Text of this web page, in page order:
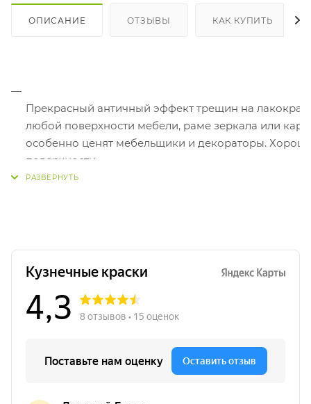
ОПИСАНИЕ ОТЗЫВЫ КАК КУПИТЬ
Прекрасный античный эффект трещин на
любой поверхности мебели, раме зеркала или
особенно ценят мебельщики и декораторы. Хорошо
поверхности.
Эмали для декора Siana созданы на основе
Состав набора:
Аэрозоль финишного цвета 520 мл